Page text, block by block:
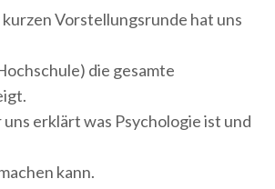
Vorstellungsrunde hat uns
die gesamte
erklärt was Psychologie ist und
kann.